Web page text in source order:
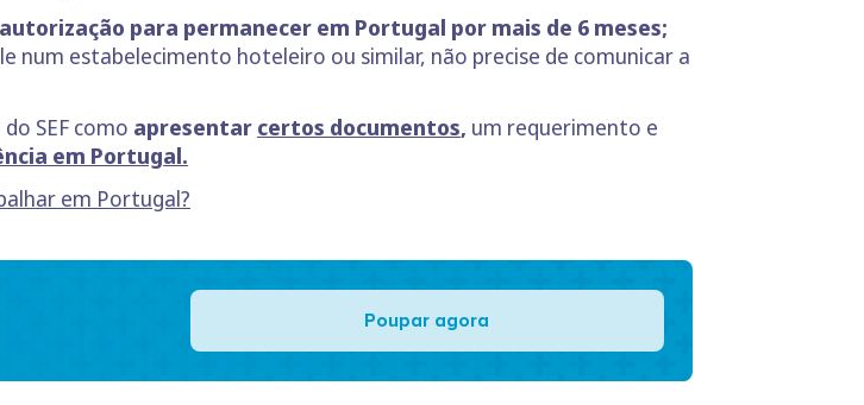
para permanecer em Portugal por mais de 6 meses;
num estabelecimento hoteleiro ou similar, não precise de comunicar a
SEF como apresentar certos documentos, um requerimento e
em Portugal.
em Portugal?
Poupar agora